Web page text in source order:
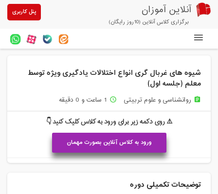
آنلاین آموزان
برگزاری کلاس آنلاین (10روز رایگان)
پنل کاربری
آزمون های آنلاین
مقالات آنلاین آموزان
خرید سرویس کلاس آنلاین
پیشنهادهای ویژه
تخفیفهای مشارکتی
شیوه های غربال گری انواع اختلالات یادگیری ویژه توسط
معلم (جلسه اول)
assignment روانشناسی و علوم تربیتی access_time 1 ساعت و 0 دقیقه
⚠️ روی دکمه زیر برای ورود به کلاس کلیک کنید 👇
ورود به کلاس آنلاین بصورت مهمان
توضیحات تکمیلی دوره